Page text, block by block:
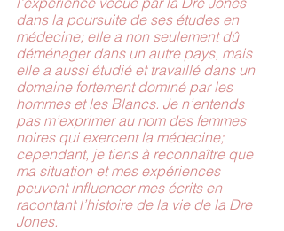
dans la poursuite de ses études en
médecine; elle a non seulement dû
déménager dans un autre pays, mais
elle a aussi étudié et travaillé dans un
domaine fortement dominé par les
hommes et les Blancs. Je n’entends
pas m’exprimer au nom des femmes
noires qui exercent la médecine;
cependant, je tiens à reconnaître que
ma situation et mes expériences
peuvent influencer mes écrits en
racontant l’histoire de la vie de la Dre
Jones.